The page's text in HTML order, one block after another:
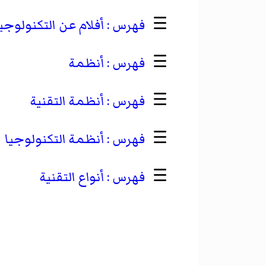
☰
أفلام عن
☰
أنظمة
☰
أنظمة التقنية
☰
أنظمة التكنولوجيا
☰
أنواع التقنية